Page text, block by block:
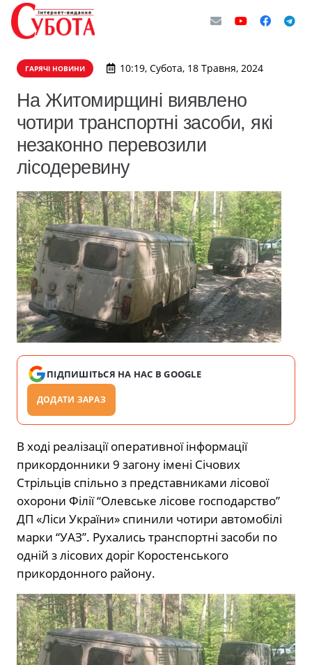
ГАРЯЧІ НОВИНИ 10:19, Субота, 18 Травня, 2024
На Житомирщині виявлено
чотири транспортні засоби, які
незаконно перевозили
лісодеревину
ПІДПИШІТЬСЯ НА НАС В GOOGLE
ДОДАТИ ЗАРАЗ
В ході реалізації оперативної інформації
прикордонники 9 загону імені Січових
Стрільців спільно з представниками лісової
охорони Філії “Олевське лісове господарство”
ДП «Ліси України» спинили чотири автомобілі
марки “УАЗ”. Рухались транспортні засоби по
одній з лісових доріг Коростенського
прикордонного району.